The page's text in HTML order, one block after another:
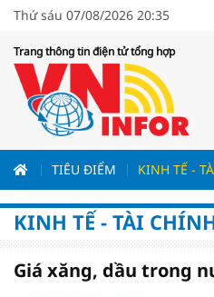
Thứ sáu 07/08/2026 20:35
Trang thông tin điện tử tổng hợp
TIÊU ĐIỂM KINH TẾ -
KINH TẾ - TÀI
Giá xăng, dầu trong